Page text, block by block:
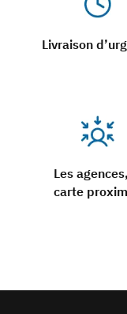
Livraison
Les
carte